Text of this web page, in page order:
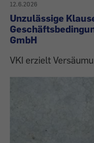
12.6.2026
Unzulässige
GmbH
VKI erzielt